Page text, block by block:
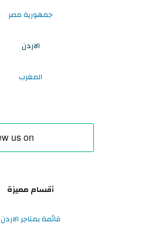
جمهورية مصر
الاردن
المغرب
أقسام مميزة
قائمة بمتاجر الاردن